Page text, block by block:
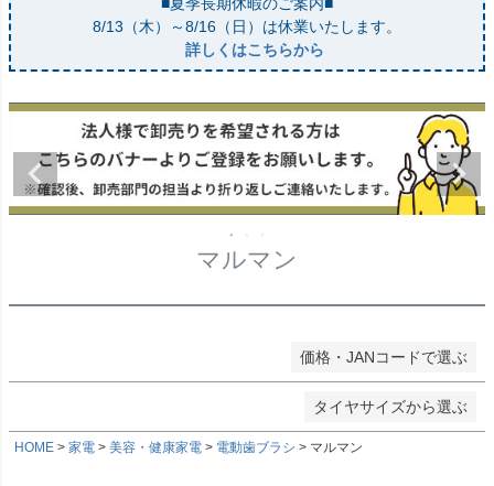
8/13（木）～8/16（日）は休業いたします。
詳しくはこちらから
マルマン
価格・JANコードで選ぶ
キーワード
価格
〜
在庫なし商品
在庫なし商品を表示しない
検索
タイヤサイズから選ぶ
★タイヤ幅
★偏平率
HOME 家電 美容・健康家電 電動歯ブラシ マルマン